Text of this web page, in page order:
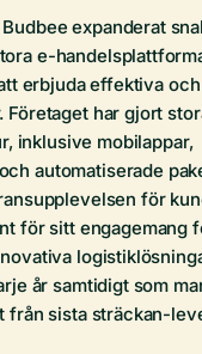
expanderat
e-
erbjuda effektiva
Företaget har gjort
inklusive mobilappar,
automatiserade
för
för sitt engagemang
år samtidigt som
från sista sträckan-